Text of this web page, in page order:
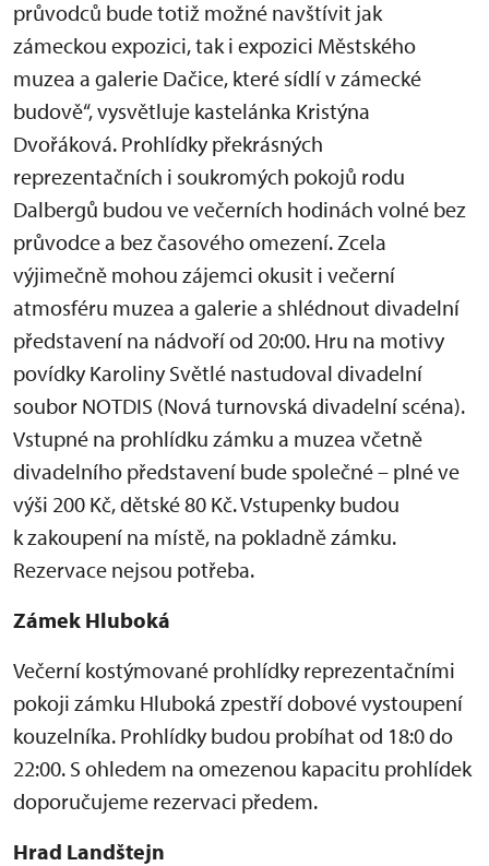
průvodců bude totiž možné navštívit jak
zámeckou expozici, tak i expozici Městského
muzea a galerie Dačice, které sídlí v zámecké
budově“, vysvětluje kastelánka Kristýna
Dvořáková. Prohlídky překrásných
reprezentačních i soukromých pokojů rodu
Dalbergů budou ve večerních hodinách volné bez
průvodce a bez časového omezení. Zcela
výjimečně mohou zájemci okusit i večerní
atmosféru muzea a galerie a shlédnout divadelní
představení na nádvoří od 20:00. Hru na motivy
povídky Karoliny Světlé nastudoval divadelní
soubor NOTDIS (Nová turnovská divadelní scéna).
Vstupné na prohlídku zámku a muzea včetně
divadelního představení bude společné – plné ve
výši 200 Kč, dětské 80 Kč. Vstupenky budou
k zakoupení na místě, na pokladně zámku.
Rezervace nejsou potřeba.
Zámek Hluboká
Večerní kostýmované prohlídky reprezentačními
pokoji zámku Hluboká zpestří dobové vystoupení
kouzelníka. Prohlídky budou probíhat od 18:0 do
22:00. S ohledem na omezenou kapacitu prohlídek
doporučujeme rezervaci předem.
Hrad Landštejn